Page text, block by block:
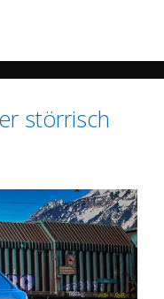
störrisch